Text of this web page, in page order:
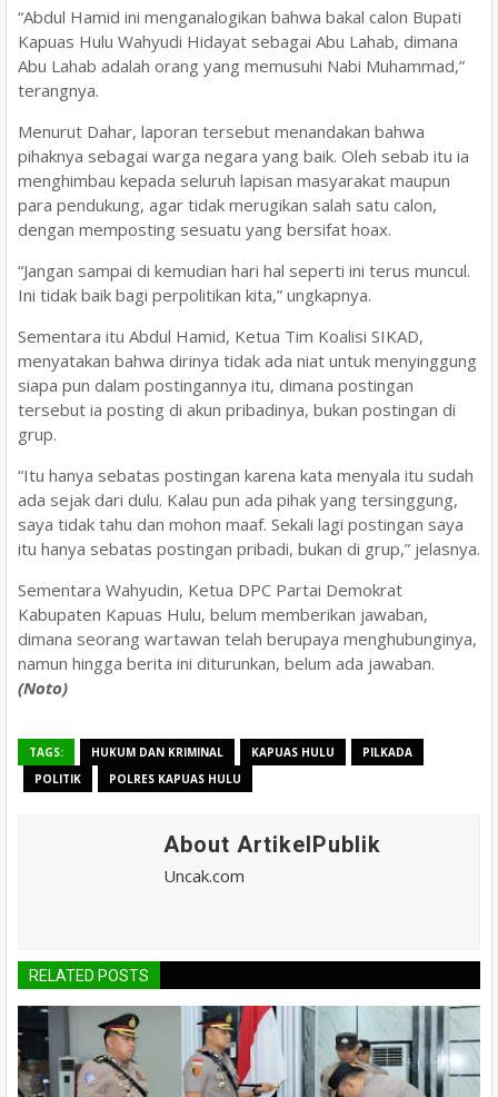
“Abdul Hamid ini menganalogikan bahwa bakal calon Bupati
Kapuas Hulu Wahyudi Hidayat sebagai Abu Lahab, dimana
Abu Lahab adalah orang yang memusuhi Nabi Muhammad,”
terangnya.
Menurut Dahar, laporan tersebut menandakan bahwa
pihaknya sebagai warga negara yang baik. Oleh sebab itu ia
menghimbau kepada seluruh lapisan masyarakat maupun
para pendukung, agar tidak merugikan salah satu calon,
dengan memposting sesuatu yang bersifat hoax.
“Jangan sampai di kemudian hari hal seperti ini terus muncul.
Ini tidak baik bagi perpolitikan kita,” ungkapnya.
Sementara itu Abdul Hamid, Ketua Tim Koalisi SIKAD,
menyatakan bahwa dirinya tidak ada niat untuk menyinggung
siapa pun dalam postingannya itu, dimana postingan
tersebut ia posting di akun pribadinya, bukan postingan di
grup.
“Itu hanya sebatas postingan karena kata menyala itu sudah
ada sejak dari dulu. Kalau pun ada pihak yang tersinggung,
saya tidak tahu dan mohon maaf. Sekali lagi postingan saya
itu hanya sebatas postingan pribadi, bukan di grup,” jelasnya.
Sementara Wahyudin, Ketua DPC Partai Demokrat
Kabupaten Kapuas Hulu, belum memberikan jawaban,
dimana seorang wartawan telah berupaya menghubunginya,
namun hingga berita ini diturunkan, belum ada jawaban.
(Noto)
TAGS: HUKUM DAN KRIMINAL KAPUAS HULU
PILKADA
POLITIK
POLRES KAPUAS HULU
About ArtikelPublik
Uncak.com
RELATED POSTS